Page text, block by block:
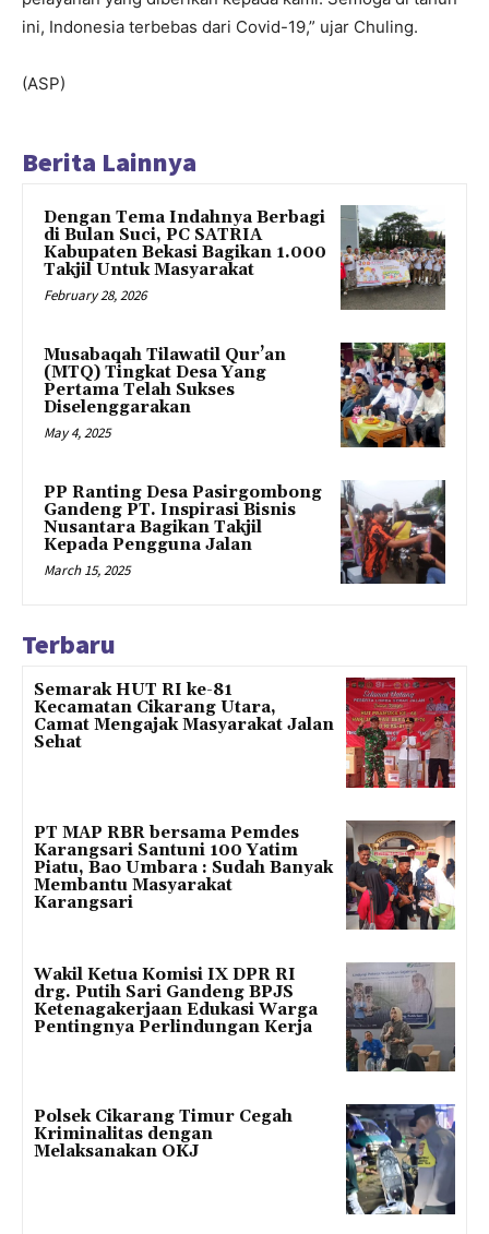
ini, Indonesia terbebas dari Covid-19,” ujar Chuling.
(ASP)
Berita Lainnya
Dengan Tema Indahnya Berbagi
di Bulan Suci, PC SATRIA
Kabupaten Bekasi Bagikan 1.000
Takjil Untuk Masyarakat
February 28, 2026
Musabaqah Tilawatil Qur’an
(MTQ) Tingkat Desa Yang
Pertama Telah Sukses
Diselenggarakan
May 4, 2025
PP Ranting Desa Pasirgombong
Gandeng PT. Inspirasi Bisnis
Nusantara Bagikan Takjil
Kepada Pengguna Jalan
March 15, 2025
Terbaru
Semarak HUT RI ke-81
Kecamatan Cikarang Utara,
Camat Mengajak Masyarakat Jalan
Sehat
PT MAP RBR bersama Pemdes
Karangsari Santuni 100 Yatim
Piatu, Bao Umbara : Sudah Banyak
Membantu Masyarakat
Karangsari
Wakil Ketua Komisi IX DPR RI
drg. Putih Sari Gandeng BPJS
Ketenagakerjaan Edukasi Warga
Pentingnya Perlindungan Kerja
Polsek Cikarang Timur Cegah
Kriminalitas dengan
Melaksanakan OKJ